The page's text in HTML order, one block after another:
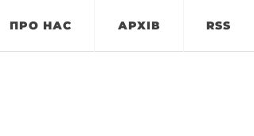
ПРО НАС АРХІВ RSS